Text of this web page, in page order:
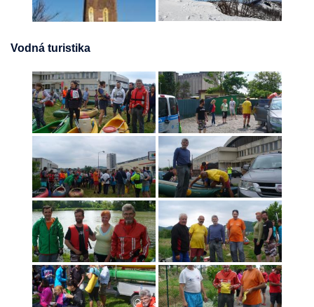
Vodná turistika